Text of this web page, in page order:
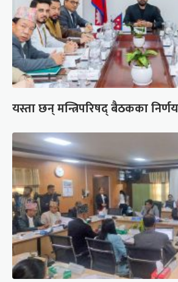
यस्ता छन् मन्त्रिपरिषद् बैठकका